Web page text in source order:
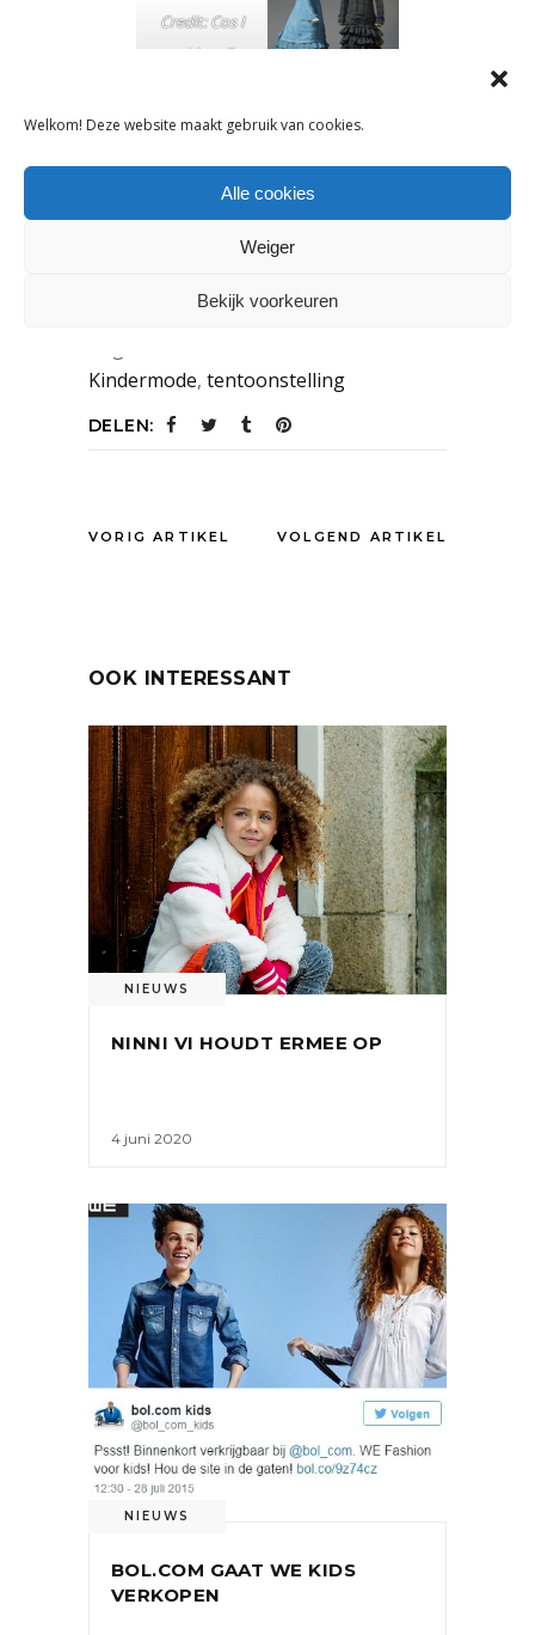
Welkom! Deze website maakt gebruik van cookies.
Alle cookies
Weiger
Bekijk voorkeuren
Credit: Cos I
said so ©
Strynckx
Credit: Musée
Mode &
Dentelle ©
Kindermode, tentoonstelling
DELEN:
VORIG ARTIKEL VOLGEND ARTIKEL
OOK INTERESSANT
NIEUWS
NINNI VI HOUDT ERMEE OP
4 juni 2020
NIEUWS
BOL.COM GAAT WE KIDS
VERKOPEN